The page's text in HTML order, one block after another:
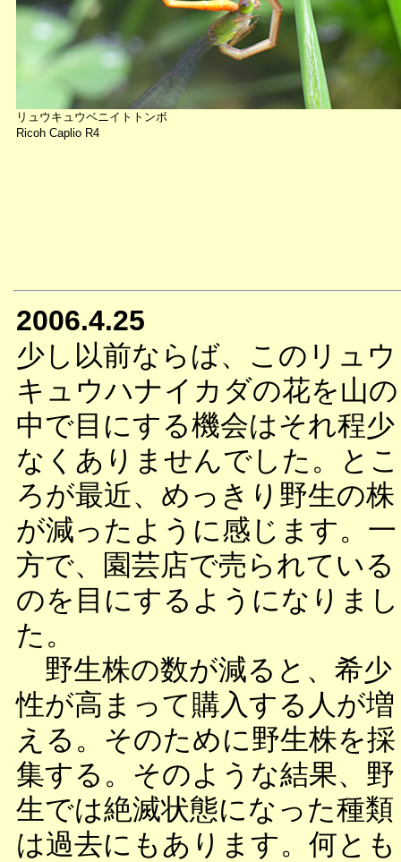
リュウキュウベニイトトンボ
Ricoh Caplio R4
2006.4.25
少し以前ならば、このリュウ
キュウハナイカダの花を山の
中で目にする機会はそれ程少
なくありませんでした。とこ
ろが最近、めっきり野生の株
が減ったように感じます。一
方で、園芸店で売られている
のを目にするようになりまし
た。
野生株の数が減ると、希少
性が高まって購入する人が増
える。そのために野生株を採
集する。そのような結果、野
生では絶滅状態になった種類
は過去にもあります。何とも